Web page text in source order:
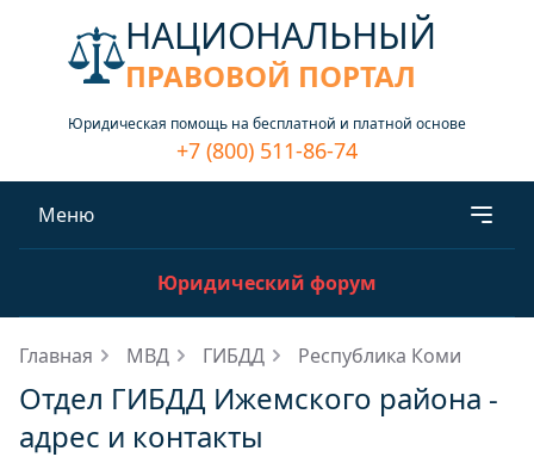
НАЦИОНАЛЬНЫЙ
ПРАВОВОЙ ПОРТАЛ
Юридическая помощь на бесплатной и платной основе
+7 (800) 511-86-74
Меню
Юридический форум
Главная МВД ГИБДД Республика Коми
Отдел ГИБДД Ижемского района -
адрес и контакты